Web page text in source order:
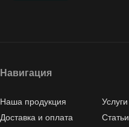
Навигация
Наша продукция
Услуги
Доставка и оплата
Статьи